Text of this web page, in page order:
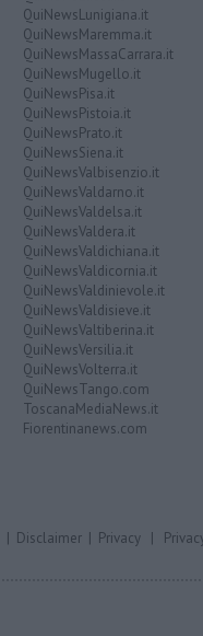
QuiNewsLunigiana.it
QuiNewsMaremma.it
QuiNewsMassaCarrara.it
QuiNewsMugello.it
QuiNewsPisa.it
QuiNewsPistoia.it
QuiNewsPrato.it
QuiNewsSiena.it
QuiNewsValbisenzio.it
QuiNewsValdarno.it
QuiNewsValdelsa.it
QuiNewsValdera.it
QuiNewsValdichiana.it
QuiNewsValdicornia.it
QuiNewsValdinievole.it
QuiNewsValdisieve.it
QuiNewsValtiberina.it
QuiNewsVersilia.it
QuiNewsVolterra.it
QuiNewsTango.com
ToscanaMediaNews.it
Fiorentinanews.com
| Disclaimer | Privacy |